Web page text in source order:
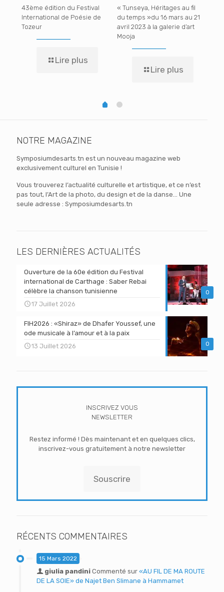
43ème édition du Festival
International de Poésie de
Tozeur
Lire plus
« Tunseya, Héritages au fil
du temps »du 16 mars au 21
avril 2023 à la galerie d’art
Mooja
Lire plus
NOTRE MAGAZINE
Symposiumdesarts.tn est un nouveau magazine web
exclusivement culturel en Tunisie !
Vous trouverez l’actualité culturelle et artistique, et ce n’est
pas tout, l’Art de la photo, du design et de la danse… Une
seule adresse : Symposiumdesarts.tn
LES DERNIÈRES ACTUALITÉS
0
Ouverture de la 60e édition du Festival
international de Carthage : Saber Rebai
célèbre la chanson tunisienne
17 Juillet 2026
0
FIH2026 : «Shiraz» de Dhafer Youssef, une
ode musicale à l’amour et à la paix
13 Juillet 2026
INSCRIVEZ VOUS
NEWSLETTER
Restez informé ! Dès maintenant et en quelques clics,
inscrivez-vous gratuitement à notre newsletter
Souscrire
RÉCENTS COMMENTAIRES
15 Mars 2022
giulia pandini Commenté sur «AU FIL DE MA ROUTE
DE LA SOIE» de Najet Ben Slimane à Hammamet